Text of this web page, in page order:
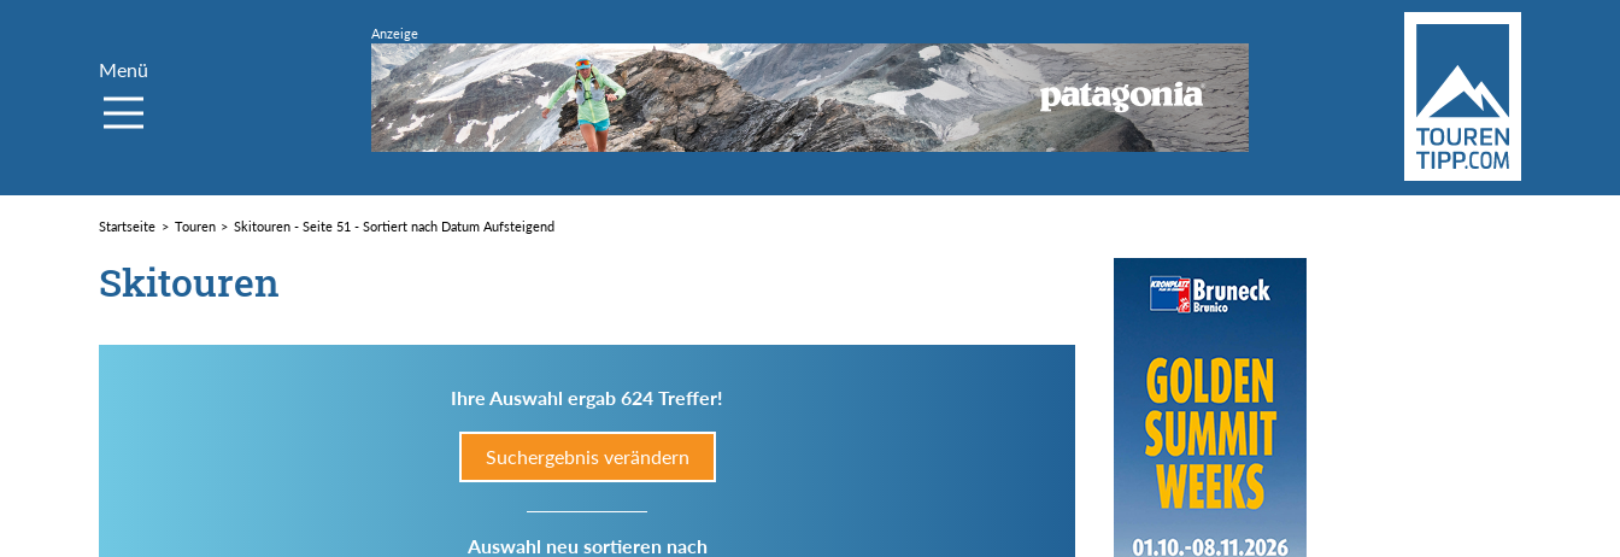
Menü
Startseite Touren Skitouren - Seite 51 - Sortiert nach Datum Aufsteigend
Skitouren
Ihre Auswahl ergab 624 Treffer!
Suchergebnis verändern
Auswahl neu sortieren nach